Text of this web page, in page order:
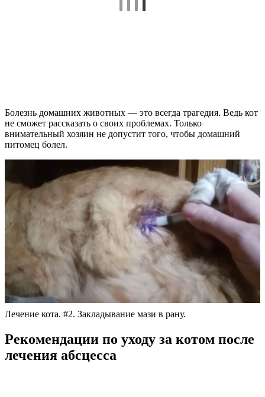
Болезнь домашних животных — это всегда трагедия. Ведь кот
не сможет рассказать о своих проблемах. Только
внимательный хозяин не допустит того, чтобы домашний
питомец болел.
Лечение кота. #2. Закладывание мази в рану.
Рекомендации по уходу за котом после
лечения абсцесса